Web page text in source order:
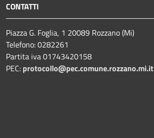
CONTATTI
Piazza G. Foglia, 1 20089 Rozzano (Mi)
Telefono: 0282261
Partita iva 01743420158
PEC: protocollo@pec.comune.rozzano.mi.it